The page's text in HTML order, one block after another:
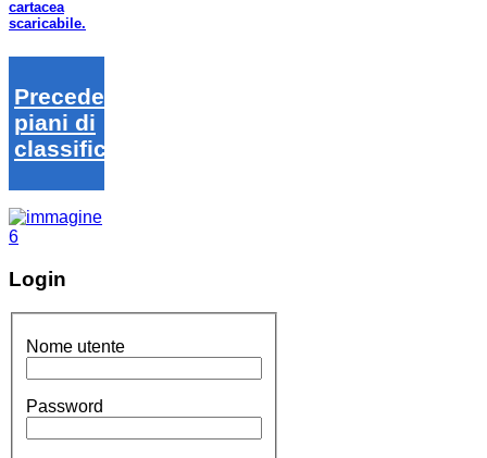
cartacea
scaricabile.
Precedenti
piani di
classifica
Login
Nome utente
Password